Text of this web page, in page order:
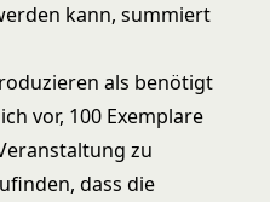
kann, summiert
als benötigt
vor, 100 Exemplare
zu
dass die